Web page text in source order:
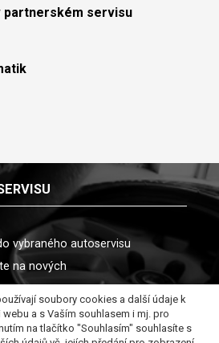
partnerském servisu
vybraného autoservisu
na nových
než 30 autoservisy
soubory cookies a další údaje k
a s Vaším souhlasem i mj. pro
na tlačítko "Souhlasím" souhlasíte s